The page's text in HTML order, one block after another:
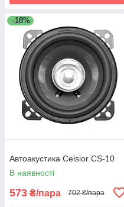
–18%
Автоакустика Celsior CS-10
В наявності
573 ₴/пара 702 ₴/пара